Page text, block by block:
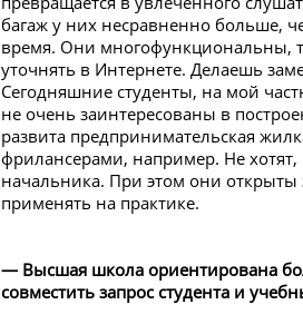
багаж у них несравненно больше,
время. Они многофункциональны,
уточнять в Интернете. Делаешь
Сегодняшние студенты, на мой
не очень заинтересованы в
развита предпринимательская
фрилансерами, например. Не
начальника. При этом они открыты
применять на практике.
— Высшая школа ориентирована
совместить запрос студента и